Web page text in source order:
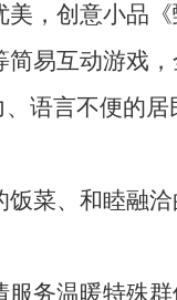
，创意小品《
易互动游戏
语言不便的居
菜、和睦融洽
务温暖特殊群